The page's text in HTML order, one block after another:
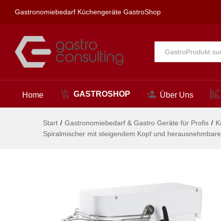
Gastronomiebedarf Küchengeräte GastroShop
Alle
Home GASTROSHOP Über Uns
Start / Gastronomiebedarf & Gastro Geräte für Profis /
Spiralmischer mit steigendem Kopf und
kg/h, 32L, 431x740x(H)804mm